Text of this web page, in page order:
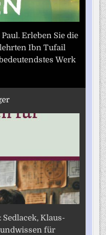
Erleben Sie die
Ibn Tufail
Werk
Klaus-
für